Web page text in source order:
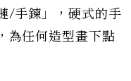
/手鍊」，硬式的手
為任何造型畫下點